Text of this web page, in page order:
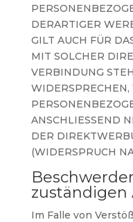
DERARTIGER
GILT AUCH FÜR
MIT SOLCHER
VERBINDUNG
ANSCHLIESSEND
DER
(WIDERSPRUCH
zuständigen
Im Falle von